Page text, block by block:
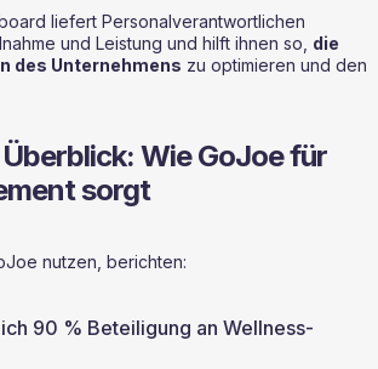
liefert Personalverantwortlichen
und Leistung und hilft ihnen so, die
des Unternehmens zu optimieren und den
Wie GoJoe für
sorgt
nutzen, berichten:
90 % Beteiligung an Wellness-